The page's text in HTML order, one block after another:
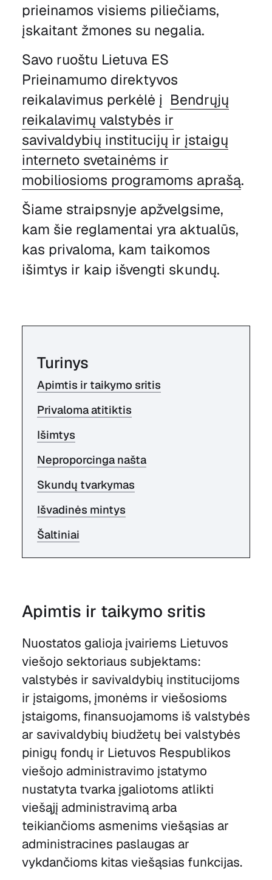
prieinamos visiems piliečiams,
įskaitant žmones su negalia.
Savo ruoštu Lietuva ES
Prieinamumo direktyvos
reikalavimus perkėlė į Bendrųjų
reikalavimų valstybės ir
savivaldybių institucijų ir įstaigų
interneto svetainėms ir
mobiliosioms programoms aprašą.
Šiame straipsnyje apžvelgsime,
kam šie reglamentai yra aktualūs,
kas privaloma, kam taikomos
išimtys ir kaip išvengti skundų.
Turinys
Apimtis ir taikymo sritis
Privaloma atitiktis
Išimtys
Neproporcinga našta
Skundų tvarkymas
Išvadinės mintys
Šaltiniai
Apimtis ir taikymo sritis
Nuostatos galioja įvairiems Lietuvos
viešojo sektoriaus subjektams:
valstybės ir savivaldybių institucijoms
ir įstaigoms, įmonėms ir viešosioms
įstaigoms, finansuojamoms iš valstybės
ar savivaldybių biudžetų bei valstybės
pinigų fondų ir Lietuvos Respublikos
viešojo administravimo įstatymo
nustatyta tvarka įgaliotoms atlikti
viešąjį administravimą arba
teikiančioms asmenims viešąsias ar
administracines paslaugas ar
vykdančioms kitas viešąsias funkcijas.